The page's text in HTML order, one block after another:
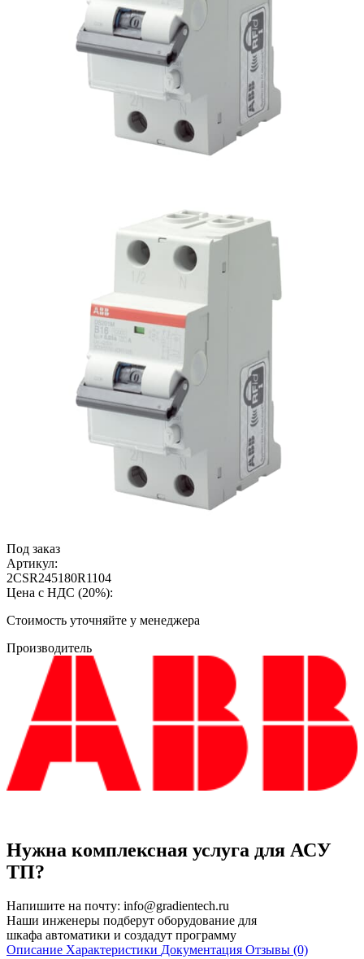
Под заказ
Артикул:
2CSR245180R1104
Цена с НДС (20%):
Cтоимость уточняйте у менеджера
Производитель
Нужна комплексная услуга для АСУ
ТП?
Напишите на почту: info@gradientech.ru
Наши инженеры подберут оборудование для
шкафа автоматики и создадут программу
Описание Характеристики Документация Отзывы (0)